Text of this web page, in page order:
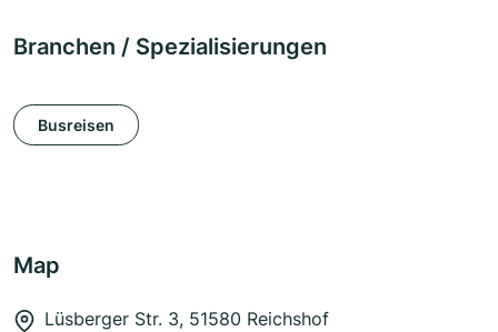
Branchen / Spezialisierungen
Busreisen
Map
Lüsberger Str. 3, 51580 Reichshof